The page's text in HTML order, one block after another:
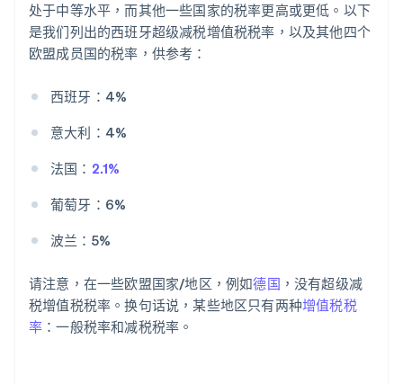
处于中等水平，而其他一些国家的税率更高或更低。以下
是我们列出的西班牙超级减税增值税税率，以及其他四个
欧盟成员国的税率，供参考：
西班牙：4%
意大利：4%
法国： 2.1%
葡萄牙：6%
波兰：5%
请注意，在一些欧盟国家/地区，例如德国 ，没有超级减
税增值税税率。换句话说，某些地区只有两种增值税税
率 ：一般税率和减税税率。